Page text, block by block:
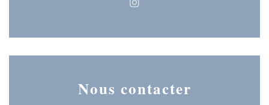
Instagram ((ouvre une
Nous contacter